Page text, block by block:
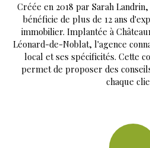
Créée en 2018 par Sarah
bénéficie de plus de 12 ans
immobilier. Implantée à
Léonard-de-Noblat, l'agence
local et ses spécificités. Cette
permet de proposer des
chaque